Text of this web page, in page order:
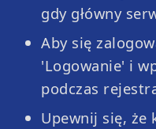
gdy główny
Aby się
'Logowanie' i
podczas
Upewnij się, że